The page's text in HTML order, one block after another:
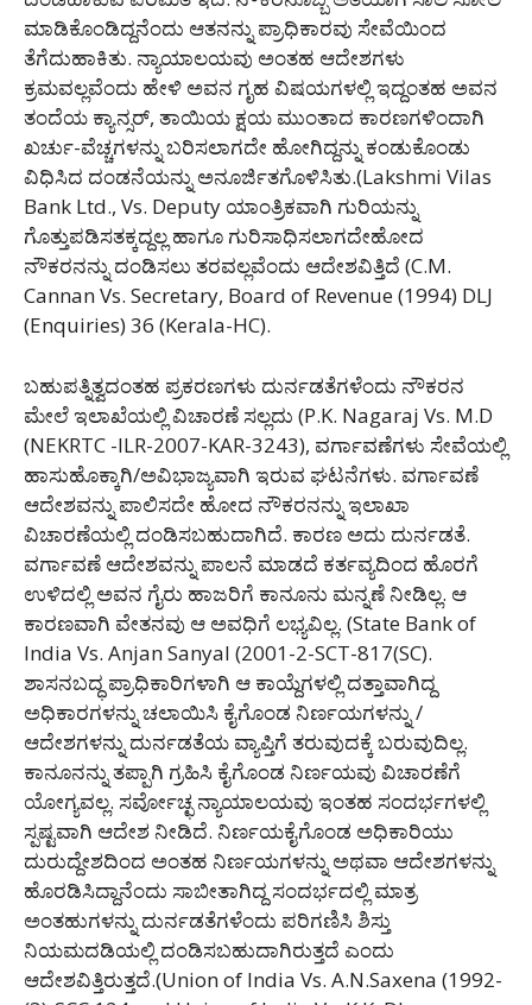
ಮಾಡಿಕೊಂಡಿದ್ದನೆಂದು ಆತನನ್ನು ಪ್ರಾಧಿಕಾರವು ಸೇವೆಯಿಂದ
ತೆಗೆದುಹಾಕಿತು. ನ್ಯಾಯಾಲಯವು ಅಂತಹ ಆದೇಶಗಳು
ಕ್ರಮವಲ್ಲವೆಂದು ಹೇಳಿ ಅವನ ಗೃಹ ವಿಷಯಗಳಲ್ಲಿ ಇದ್ದಂತಹ ಅವನ
ತಂದೆಯ ಕ್ಯಾನ್ಸರ್, ತಾಯಿಯ ಕ್ಷಯ ಮುಂತಾದ ಕಾರಣಗಳಿಂದಾಗಿ
ಖರ್ಚು-ವೆಚ್ಚಗಳನ್ನು ಬರಿಸಲಾಗದೇ ಹೋಗಿದ್ದನ್ನು ಕಂಡುಕೊಂಡು
ವಿಧಿಸಿದ ದಂಡನೆಯನ್ನು ಅನೂರ್ಜಿತಗೊಳಿಸಿತು.(Lakshmi Vilas
Bank Ltd., Vs. Deputy ಯಾಂತ್ರಿಕವಾಗಿ ಗುರಿಯನ್ನು
ಗೊತ್ತುಪಡಿಸತಕ್ಕದ್ದಲ್ಲ ಹಾಗೂ ಗುರಿಸಾಧಿಸಲಾಗದೇಹೋದ
ನೌಕರನನ್ನು ದಂಡಿಸಲು ತರವಲ್ಲವೆಂದು ಆದೇಶವಿತ್ತಿದೆ (C.M.
Cannan Vs. Secretary, Board of Revenue (1994) DLJ
(Enquiries) 36 (Kerala-HC).
ಬಹುಪತ್ನಿತ್ವದಂತಹ ಪ್ರಕರಣಗಳು ದುರ್ನಡತೆಗಳೆಂದು ನೌಕರನ
ಮೇಲೆ ಇಲಾಖೆಯಲ್ಲಿ ವಿಚಾರಣೆ ಸಲ್ಲದು (P.K. Nagaraj Vs. M.D
(NEKRTC -ILR-2007-KAR-3243), ವರ್ಗಾವಣೆಗಳು ಸೇವೆಯಲ್ಲಿ
ಹಾಸುಹೊಕ್ಕಾಗಿ/ಅವಿಭಾಜ್ಯವಾಗಿ ಇರುವ ಘಟನೆಗಳು. ವರ್ಗಾವಣೆ
ಆದೇಶವನ್ನು ಪಾಲಿಸದೇ ಹೋದ ನೌಕರನನ್ನು ಇಲಾಖಾ
ವಿಚಾರಣೆಯಲ್ಲಿ ದಂಡಿಸಬಹುದಾಗಿದೆ. ಕಾರಣ ಅದು ದುರ್ನಡತೆ.
ವರ್ಗಾವಣೆ ಆದೇಶವನ್ನು ಪಾಲನೆ ಮಾಡದೆ ಕರ್ತವ್ಯದಿಂದ ಹೊರಗೆ
ಉಳಿದಲ್ಲಿ ಅವನ ಗೈರು ಹಾಜರಿಗೆ ಕಾನೂನು ಮನ್ನಣೆ ನೀಡಿಲ್ಲ. ಆ
ಕಾರಣವಾಗಿ ವೇತನವು ಆ ಅವಧಿಗೆ ಲಭ್ಯವಿಲ್ಲ. (State Bank of
India Vs. Anjan Sanyal (2001-2-SCT-817(SC).
ಶಾಸನಬದ್ಧ ಪ್ರಾಧಿಕಾರಿಗಳಾಗಿ ಆ ಕಾಯ್ದೆಗಳಲ್ಲಿ ದತ್ತಾವಾಗಿದ್ದ
ಅಧಿಕಾರಗಳನ್ನು ಚಲಾಯಿಸಿ ಕೈಗೊಂಡ ನಿರ್ಣಯಗಳನ್ನು /
ಆದೇಶಗಳನ್ನು ದುರ್ನಡತೆಯ ವ್ಯಾಪ್ತಿಗೆ ತರುವುದಕ್ಕೆ ಬರುವುದಿಲ್ಲ.
ಕಾನೂನನ್ನು ತಪ್ಪಾಗಿ ಗ್ರಹಿಸಿ ಕೈಗೊಂಡ ನಿರ್ಣಯವು ವಿಚಾರಣೆಗೆ
ಯೋಗ್ಯವಲ್ಲ. ಸರ್ವೋಚ್ಛ ನ್ಯಾಯಾಲಯವು ಇಂತಹ ಸಂದರ್ಭಗಳಲ್ಲಿ
ಸ್ಪಷ್ಟವಾಗಿ ಆದೇಶ ನೀಡಿದೆ. ನಿರ್ಣಯಕೈಗೊಂಡ ಅಧಿಕಾರಿಯು
ದುರುದ್ದೇಶದಿಂದ ಅಂತಹ ನಿರ್ಣಯಗಳನ್ನು ಅಥವಾ ಆದೇಶಗಳನ್ನು
ಹೊರಡಿಸಿದ್ದಾನೆಂದು ಸಾಬೀತಾಗಿದ್ದ ಸಂದರ್ಭದಲ್ಲಿ ಮಾತ್ರ
ಅಂತಹುಗಳನ್ನು ದುರ್ನಡತೆಗಳೆಂದು ಪರಿಗಣಿಸಿ ಶಿಸ್ತು
ನಿಯಮದಡಿಯಲ್ಲಿ ದಂಡಿಸಬಹುದಾಗಿರುತ್ತದೆ ಎಂದು
ಆದೇಶವಿತ್ತಿರುತ್ತದೆ.(Union of India Vs. A.N.Saxena (1992-